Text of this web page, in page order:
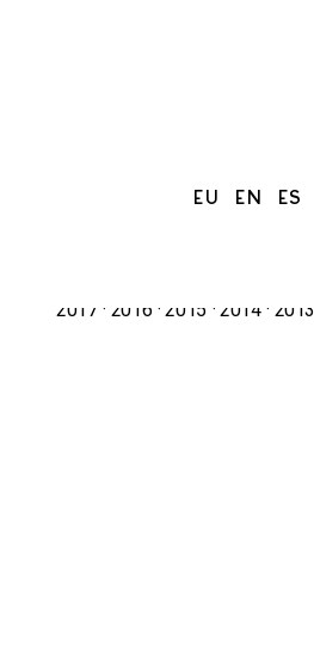
EU EN ES
2017
2016 2015 2014 2013